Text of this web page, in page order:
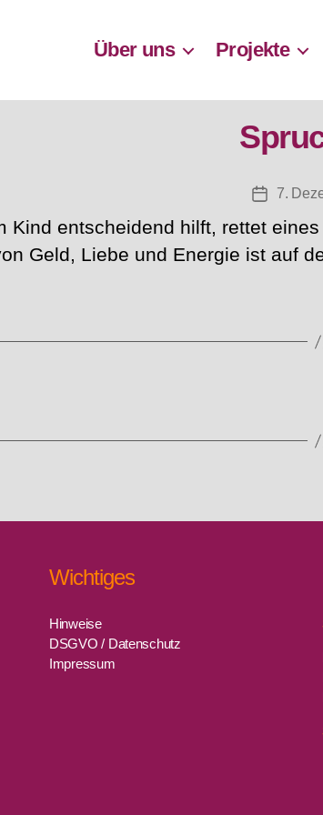
Über uns Projekte
7.
Kind entscheidend hilft, rettet
Geld, Liebe und Energie ist auf
Wichtiges
Hinweise
DSGVO / Datenschutz
Impressum